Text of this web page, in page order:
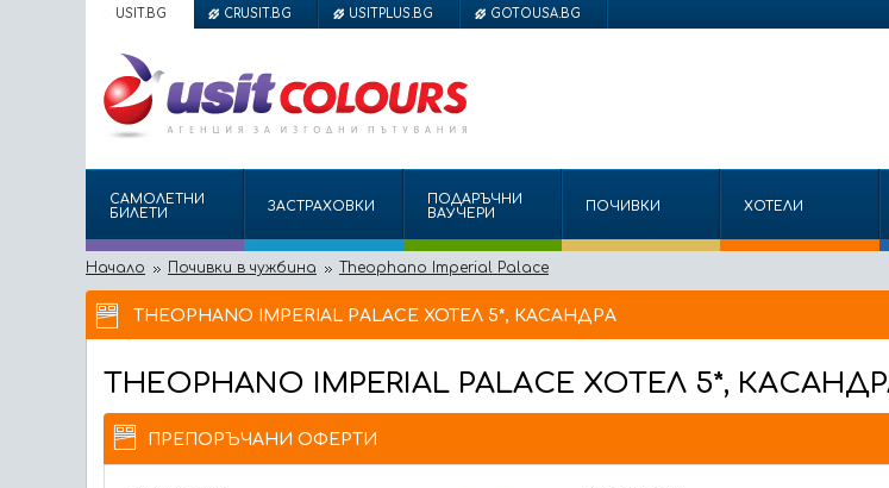
USIT.BG CRUSIT.BG USITPLUS.BG GOTOUSA.BG
САМОЛЕТНИ
БИЛЕТИ
ЗАСТРАХОВКИ
ПОДАРЪЧНИ
ВАУЧЕРИ
ПОЧИВКИ ХОТЕЛИ
Начало Почивки в чужбина Theophano Imperial Palace
THEOPHANO IMPERIAL PALACE ХОТЕЛ 5*, КАСАНДРА
THEOPHANO IMPERIAL PALACE ХОТЕЛ 5*,
ПРЕПОРЪЧАНИ ОФЕРТИ